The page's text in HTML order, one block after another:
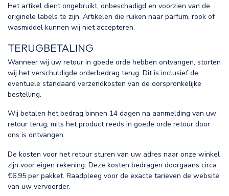
Het artikel dient ongebruikt, onbeschadigd en voorzien van de
originele labels te zijn. Artikelen die ruiken naar parfum, rook of
wasmiddel kunnen wij niet accepteren.
TERUGBETALING
Wanneer wij uw retour in goede orde hebben ontvangen, storten
wij het verschuldigde orderbedrag terug. Dit is inclusief de
eventuele standaard verzendkosten van de oorspronkelijke
bestelling.
Wij betalen het bedrag binnen 14 dagen na aanmelding van uw
retour terug, mits het product reeds in goede orde retour door
ons is ontvangen.
De kosten voor het retour sturen van uw adres naar onze winkel
zijn voor eigen rekening. Deze kosten bedragen doorgaans circa
€6,95 per pakket. Raadpleeg voor de exacte tarieven de website
van uw vervoerder.